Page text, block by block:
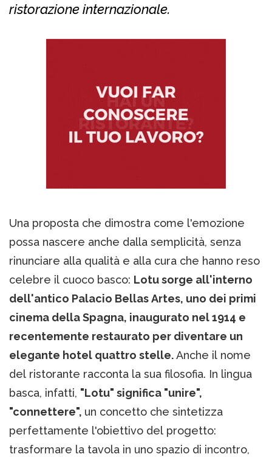
ristorazione internazionale.
Una proposta che dimostra come l'emozione
possa nascere anche dalla semplicità, senza
rinunciare alla qualità e alla cura che hanno reso
celebre il cuoco basco: Lotu sorge all'interno
dell'antico Palacio Bellas Artes, uno dei primi
cinema della Spagna, inaugurato nel 1914 e
recentemente restaurato per diventare un
elegante hotel quattro stelle.Anche il nome
del ristorante racconta la sua filosofia. In lingua
basca, infatti, "Lotu" significa "unire",
"connettere", un concetto che sintetizza
perfettamente l'obiettivo del progetto:
trasformare la tavola in uno spazio di incontro,